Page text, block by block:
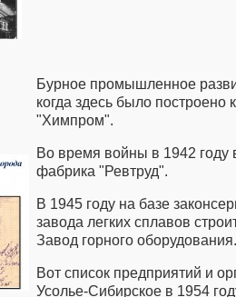
Бурное промышленное
когда здесь было построено
"Химпром".
Во время войны в 1942 году
фабрика "Ревтруд".
В 1945 году на базе
завода легких сплавов
Завод горного оборудования.
Вот список предприятий и
Усолье-Сибирское в 1954